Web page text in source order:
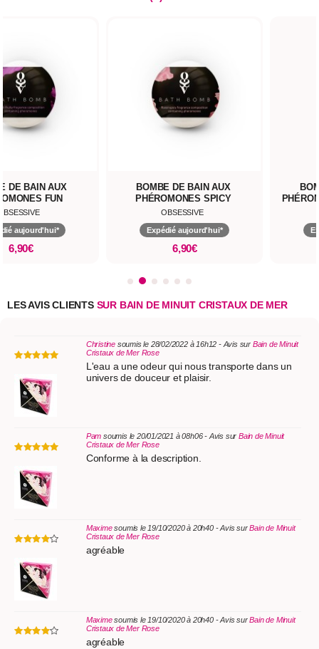
DE BAIN AUX
FUN
aujourd'hui*
6,90€
BOMBE DE BAIN AUX
PHÉROMONES SPICY
OBSESSIVE
Expédié aujourd'hui*
6,90€
LES AVIS CLIENTSSUR BAIN DE MINUIT CRISTAUX DE MER
Christinesoumis le 28/02/2022 à 16h12 - Avis sur Bain de Minuit
Cristaux de Mer Rose
L'eau a une odeur qui nous transporte dans un
univers de douceur et plaisir.
Pam soumis le 20/01/2021 à 08h06 - Avis sur Bain de Minuit
Cristaux de Mer Rose
Conforme à la description.
Maximesoumis le 19/10/2020 à 20h40 - Avis surBain de Minuit
Cristaux de Mer Rose
agréable
Maximesoumis le 19/10/2020 à 20h40 - Avis surBain de Minuit
Cristaux de Mer Rose
agréable